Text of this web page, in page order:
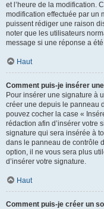
et l’heure de la modification.
modification effectuée par un
puissent rédiger une raison
noter que les utilisateurs
message si une réponse a
Haut
Comment puis-je insérer
Pour insérer une signature à
créer une depuis le panneau
pouvez cocher la case «
rédaction afin d’insérer votre
signature qui sera insérée à
dans le panneau de contrôle
option, il ne vous sera plus
d’insérer votre signature.
Haut
Comment puis-je créer un